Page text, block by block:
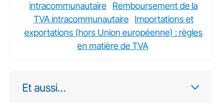
intracommunautaire
Remboursement de la
TVA intracommunautaire
Importations et
exportations (hors Union européenne) : règles
en matière de TVA
Et aussi…